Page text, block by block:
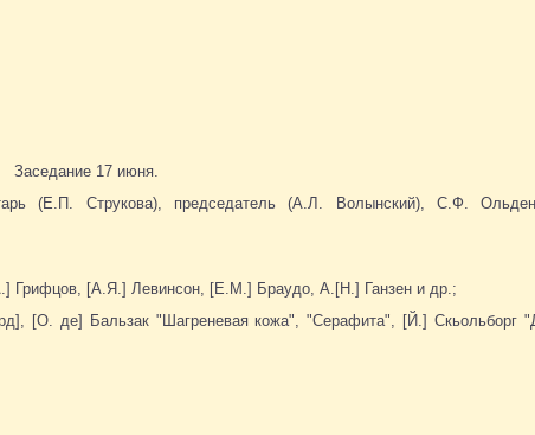
Заседание 17 июня.
(Е.П. Струкова), председатель (А.Л. Волынский), С.Ф.
Грифцов, [А.Я.] Левинсон, [Е.М.] Браудо, А.[Н.] Ганзен и др.;
[О. де] Бальзак "Шагреневая кожа", "Серафита", [Й.] Скьольборг